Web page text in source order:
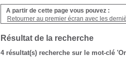
A partir de cette page vous pouvez :
Retourner au premier écran avec les
Résultat de la recherche
4 résultat(s) recherche sur le mot-clé